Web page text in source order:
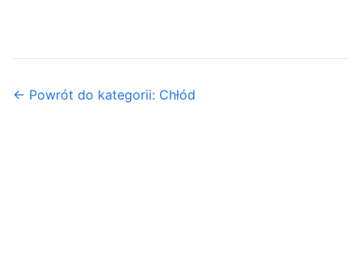
← Powrót do kategorii: Chłód